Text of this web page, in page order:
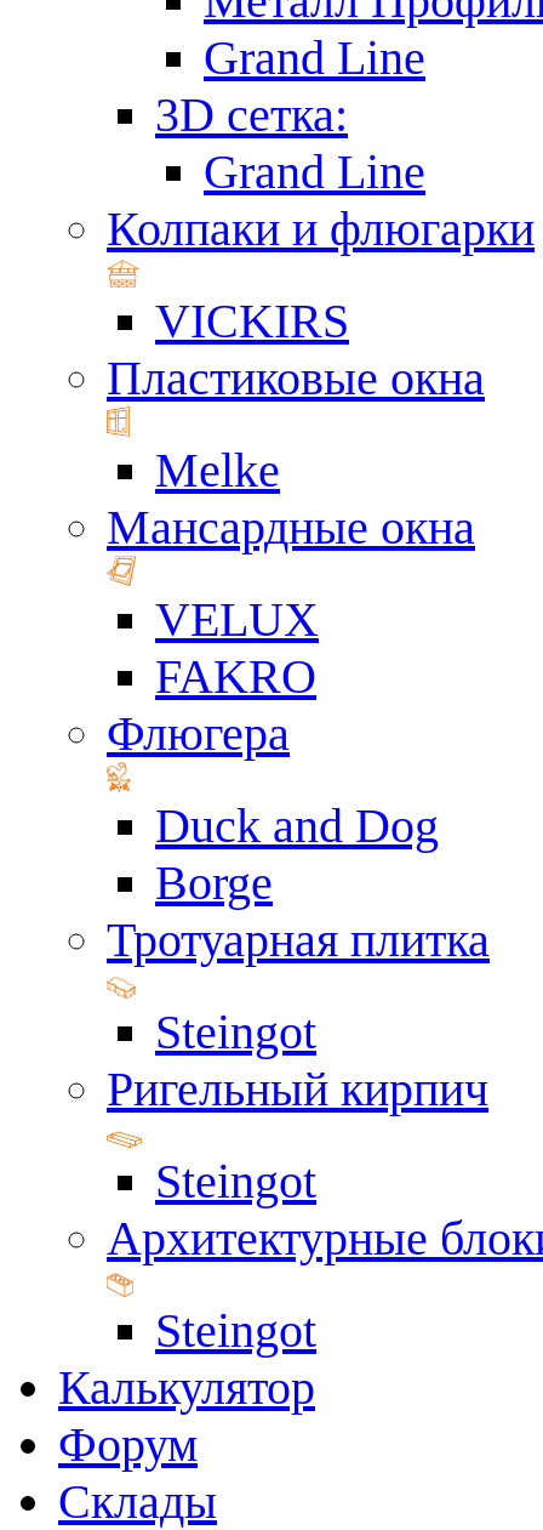
Grand Line
3D сетка:
Grand Line
Колпаки и флюгарки
VICKIRS
Пластиковые окна
Melke
Мансардные окна
VELUX
FAKRO
Флюгера
Duck and Dog
Borge
Тротуарная плитка
Steingot
Ригельный кирпич
Steingot
Архитектурные
Steingot
Калькулятор
Форум
Склады